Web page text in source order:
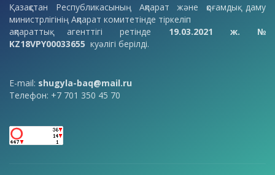
Қазақстан Республикасының Ақпарат және қоғамдық даму
министрлігінің Ақпарат комитетінде тіркеліп
ақпараттық агенттігі ретінде 19.03.2021 ж. №
KZ18VPY00033655 куәлігі берілді.
E-mail: shugyla-baq@mail.ru
Телефон: +7 701 350 45 70